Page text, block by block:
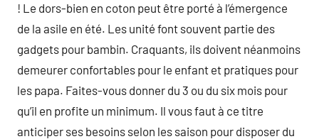
! Le dors-bien en coton peut être porté à l’émergence
de la asile en été. Les unité font souvent partie des
gadgets pour bambin. Craquants, ils doivent néanmoins
demeurer confortables pour le enfant et pratiques pour
les papa. Faites-vous donner du 3 ou du six mois pour
qu’il en profite un minimum. Il vous faut à ce titre
anticiper ses besoins selon les saison pour disposer du